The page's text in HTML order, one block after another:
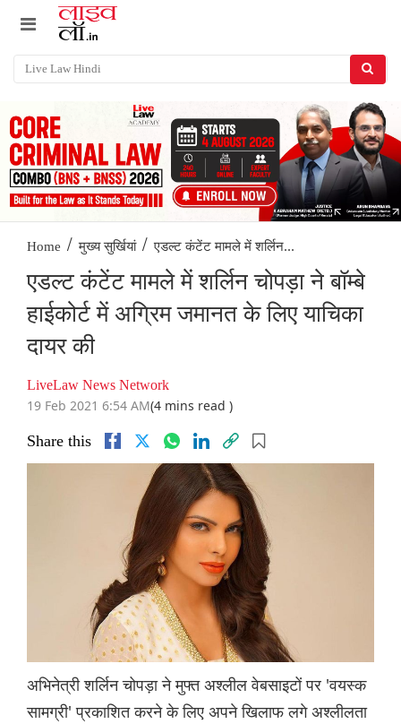
Home / मुख्य सुर्खियां / एडल्ट कंटेंट मामले में शर्लिन...
एडल्ट कंटेंट मामले में शर्लिन चोपड़ा ने बॉम्बे
हाईकोर्ट में अग्रिम जमानत के लिए याचिका
दायर की
LiveLaw News Network
19 Feb 2021 6:54 AM(4 mins read )
Share this
अभिनेत्री शर्लिन चोपड़ा ने मुफ्त अश्लील वेबसाइटों पर 'वयस्क
सामग्री' प्रकाशित करने के लिए अपने खिलाफ लगे अश्लीलता